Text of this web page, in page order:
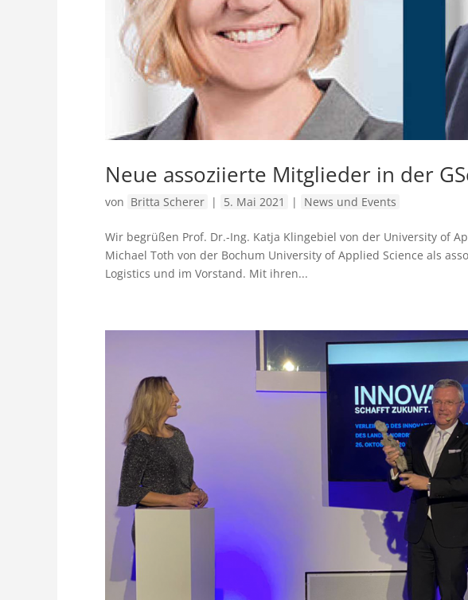
Neue assoziierte Mitglieder in der
von Britta Scherer | 5. Mai 2021 | News und Events
Wir begrüßen Prof. Dr.-Ing. Katja Klingebiel von der University of
Michael Toth von der Bochum University of Applied Science als
Logistics und im Vorstand. Mit ihren...